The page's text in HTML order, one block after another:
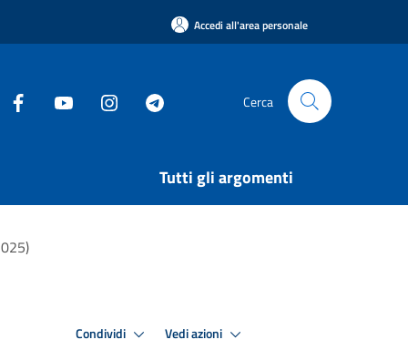
Accedi all'area personale
Cerca
Tutti gli argomenti
Condividi Vedi azioni